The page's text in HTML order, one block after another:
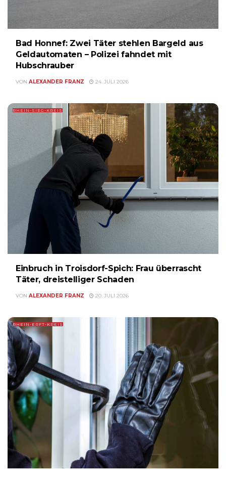
Bad Honnef: Zwei Täter stehlen Bargeld aus
Geldautomaten – Polizei fahndet mit
Hubschrauber
VON ALEXANDER FRANZ 24. JULI 2026
RHEIN-SIEG-KREIS
Einbruch in Troisdorf-Spich: Frau überrascht
Täter, dreistelliger Schaden
VON ALEXANDER FRANZ 20. JULI 2026
RHEIN-ERFT-KREIS